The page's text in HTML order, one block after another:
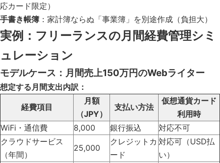
応カード限定）
手書き帳簿 ：家計簿ならぬ「事業簿」を別途作成（負担大）
実例：フリーランスの月間経費管理シミ
ュレーション
モデルケース：月間売上150万円のWebライター
想定する月間支出内訳：
経費項目
月額
（JPY）
支払い方法
仮想通貨カード
利用時
WiFi・通信費
8,000 銀行振込
対応不可
クラウドサービス
（年間）
25,000
クレジットカ
ード
対応可（USD払
い）